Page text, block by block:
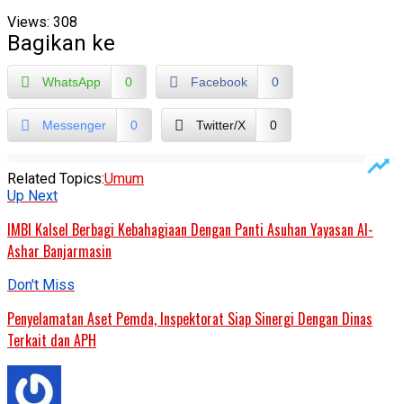
Views: 308
Bagikan ke
WhatsApp 0 Facebook 0
Messenger 0 Twitter/X 0
Related Topics:Umum
Up Next
IMBI Kalsel Berbagi Kebahagiaan Dengan Panti Asuhan Yayasan Al-
Ashar Banjarmasin
Don't Miss
Penyelamatan Aset Pemda, Inspektorat Siap Sinergi Dengan Dinas
Terkait dan APH